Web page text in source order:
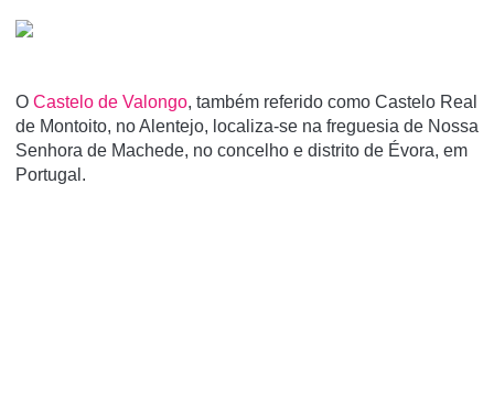
O Castelo de Valongo, também referido como Castelo Real
de Montoito, no Alentejo, localiza-se na freguesia de Nossa
Senhora de Machede, no concelho e distrito de Évora, em
Portugal.